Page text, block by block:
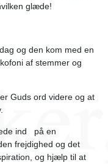
glæde!
og den kom med en
af stemmer og
Guds ord videre og at
ind på en
frejdighed og det
og hjælp til at